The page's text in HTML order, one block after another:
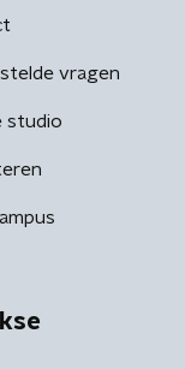
vragen
studio